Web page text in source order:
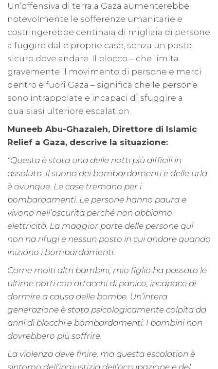
Un’offensiva di terra a Gaza aumenterebbe
notevolmente le sofferenze umanitarie e
costringerebbe centinaia di migliaia di persone
a fuggire dalle proprie case, senza un posto
sicuro dove andare. Il blocco – che limita
gravemente il movimento di persone e merci
dentro e fuori Gaza – significa che le persone
sono intrappolate e incapaci di sfuggire a
qualsiasi ulteriore escalation.
Muneeb Abu-Ghazaleh, Direttore di Islamic
Relief a Gaza, descrive la situazione:
“Questa è stata una delle notti più difficili in
assoluto. Il suono dei bombardamenti e delle urla
è ovunque. Le case tremano per i
bombardamenti. Le persone hanno paura e
vivono nell’oscurità perché non abbiamo
elettricità. La maggior parte delle persone qui
non ha rifugi e nessun posto in cui andare quando
iniziano i bombardamenti.
Come molti altri bambini, mio ​​figlio ha passato le
ultime notti con attacchi di panico, incapace di
dormire a causa delle bombe. Un’intera
generazione è stata psicologicamente colpita da
anni di blocchi e bombardamenti. I bambini non
dovrebbero più soffrire.
La violenza deve finire, ma questa escalation è
sintomo dell’ingiustizia dell’occupazione e del